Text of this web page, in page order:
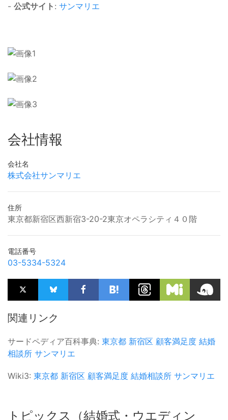
- 公式サイト : サンマリエ
会社情報
会社名
株式会社サンマリエ
住所
東京都新宿区西新宿3-20-2東京オペラシティ４０階
電話番号
03-5334-5324
関連リンク
サードペディア百科事典: 東京都 新宿区 顧客満足度 結婚
相談所 サンマリエ
Wiki3: 東京都 新宿区 顧客満足度 結婚相談所 サンマリエ
トピックス（結婚式・ウエディン